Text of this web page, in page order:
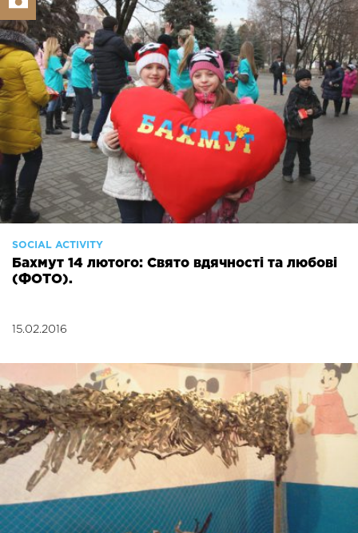
SOCIAL ACTIVITY
Бахмут 14 лютого: Свято вдячності та любові
(ФОТО).
15.02.2016